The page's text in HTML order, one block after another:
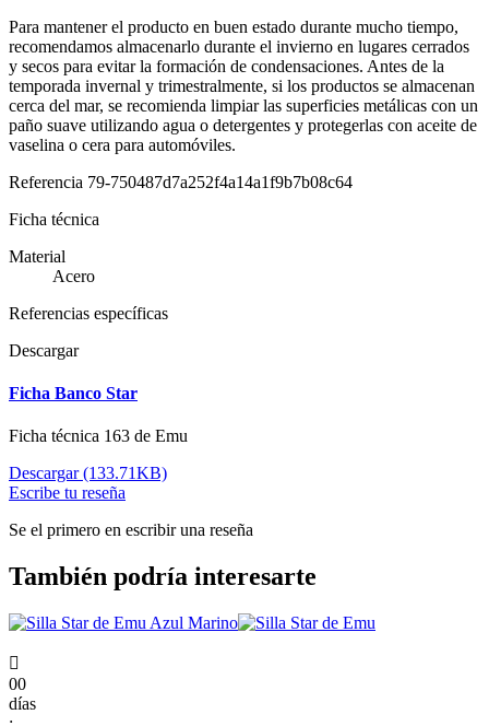
Para mantener el producto en buen estado durante mucho tiempo,
recomendamos almacenarlo durante el invierno en lugares cerrados
y secos para evitar la formación de condensaciones. Antes de la
temporada invernal y trimestralmente, si los productos se almacenan
cerca del mar, se recomienda limpiar las superficies metálicas con un
paño suave utilizando agua o detergentes y protegerlas con aceite de
vaselina o cera para automóviles.
Referencia 79-750487d7a252f4a14a1f9b7b08c64
Ficha técnica
Material
Acero
Referencias específicas
Descargar
Ficha Banco Star
Ficha técnica 163 de Emu
Descargar (133.71KB)
Escribe tu reseña
Se el primero en escribir una reseña
También podría interesarte

00
días